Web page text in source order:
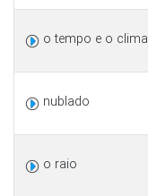
o tempo e o clima
nublado
o raio